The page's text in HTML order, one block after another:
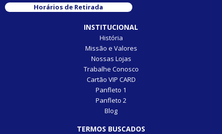
Horários de Retirada
INSTITUCIONAL
História
Missão e Valores
Nossas Lojas
Trabalhe Conosco
Cartão VIP CARD
Panfleto 1
Panfleto 2
Blog
TERMOS BUSCADOS